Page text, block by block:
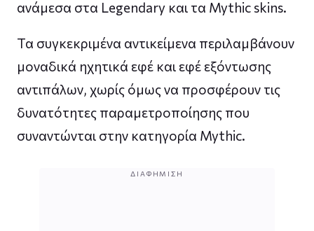
ανάμεσα στα Legendary και τα Mythic skins.
Τα συγκεκριμένα αντικείμενα περιλαμβάνουν
μοναδικά ηχητικά εφέ και εφέ εξόντωσης
αντιπάλων, χωρίς όμως να προσφέρουν τις
δυνατότητες παραμετροποίησης που
συναντώνται στην κατηγορία Mythic.
ΔΙΑΦΉΜΙΣΗ